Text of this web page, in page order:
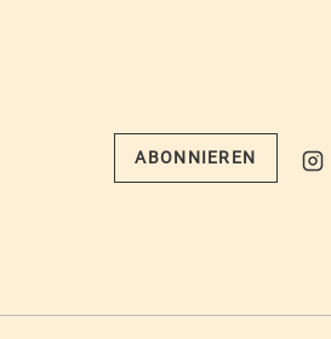
ABONNIEREN